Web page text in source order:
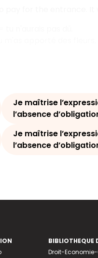
Je maîtrise
l’absence
Je maîtrise
l’absence
BIBLIOTHEQUE
Droit-